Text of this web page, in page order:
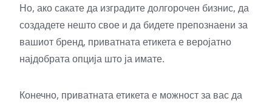
Но, ако сакате да изградите долгорочен бизнис, да
создадете нешто свое и да бидете препознаени за
вашиот бренд, приватната етикета е веројатно
најдобрата опција што ја имате.
Конечно, приватната етикета е можност за вас да